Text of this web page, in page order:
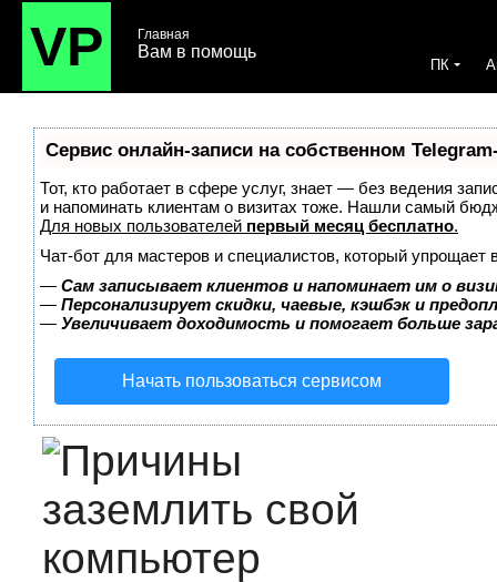
VP Главная
Вам в помощь
ПК
Сервис онлайн-записи на собственном
Тот, кто работает в сфере услуг, знает — без ведения
и напоминать клиентам о визитах тоже. Нашли самый
Для новых пользователей первый месяц бесплатно.
Чат-бот для мастеров и специалистов, который упрощает
— Сам записывает клиентов и напоминает им о
— Персонализирует скидки, чаевые, кэшбэк и
— Увеличивает доходимость и помогает больше
Начать пользоваться сервисом